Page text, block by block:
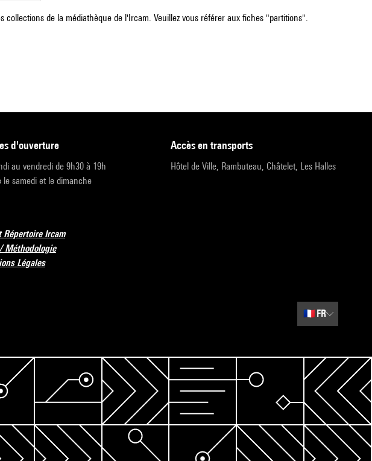
de la médiathèque de l'Ircam. Veuillez vous référer aux fiches "partitions".
d'ouverture
au vendredi de 9h30 à 19h
le samedi et le dimanche
accès en transports
Hôtel de Ville, Rambuteau, Châtelet, Les Halles
Répertoire Ircam
Méthodologie
Légales
🇫🇷 FR